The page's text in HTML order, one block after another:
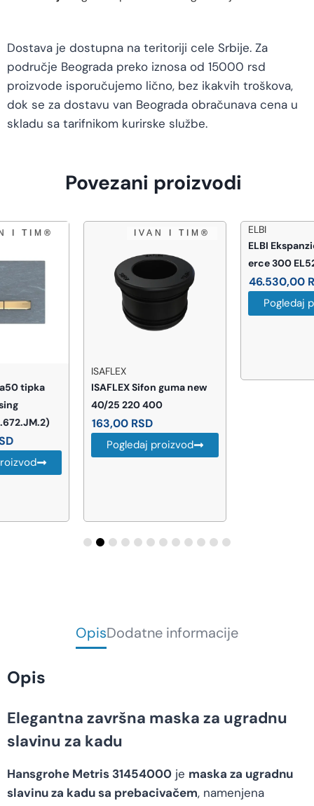
Dostava je dostupna na teritoriji cele Srbije. Za
područje Beograda preko iznosa od 15000 rsd
proizvode isporučujemo lično, bez ikakvih troškova,
dok se za dostavu van Beograda obračunava cena u
skladu sa tarifnikom kurirske službe.
Povezani proizvodi
ISAFLEX Sifon guma new
40/25 220 400
163,00
Pogledaj proizvod
ELBI
ELBI Ekspanziona posuda
erce 300 EL520300
46.530,00 RSD
Pogledaj proizvod
OpisDodatne informacije
Opis
Elegantna završna maska za ugradnu
slavinu za kadu
Hansgrohe Metris 31454000 je maska za ugradnu
slavinu za kadu sa prebacivačem, namenjena